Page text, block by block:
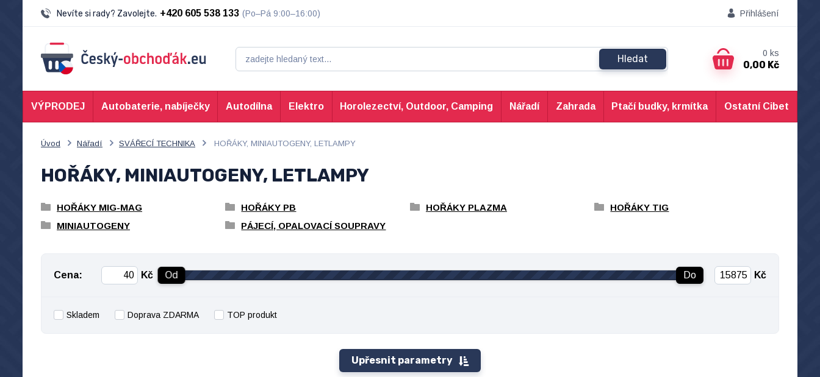
Přihlášení
Hledat
Nevíte si rady? Zavolejte. +420 605 538 133 (Po–Pá 9:00–16:00)
0 ks
0,00 Kč
VÝPRODEJ Autobaterie, nabíječky Autodílna Elektro Horolezectví, Outdoor, Camping Nářadí Zahrada Ptačí budky, krmítka Ostatní Cibet
Úvod Nářadí SVÁŘECÍ TECHNIKA HOŘÁKY, MINIAUTOGENY, LETLAMPY
HOŘÁKY, MINIAUTOGENY, LETLAMPY
HOŘÁKY MIG-MAG HOŘÁKY PB HOŘÁKY PLAZMA
HOŘÁKY TIG
MINIAUTOGENY
PÁJECÍ, OPALOVACÍ SOUPRAVY
Upřesnit parametry
Cena: Kč Od Do Kč
Skladem Doprava ZDARMA TOP produkt